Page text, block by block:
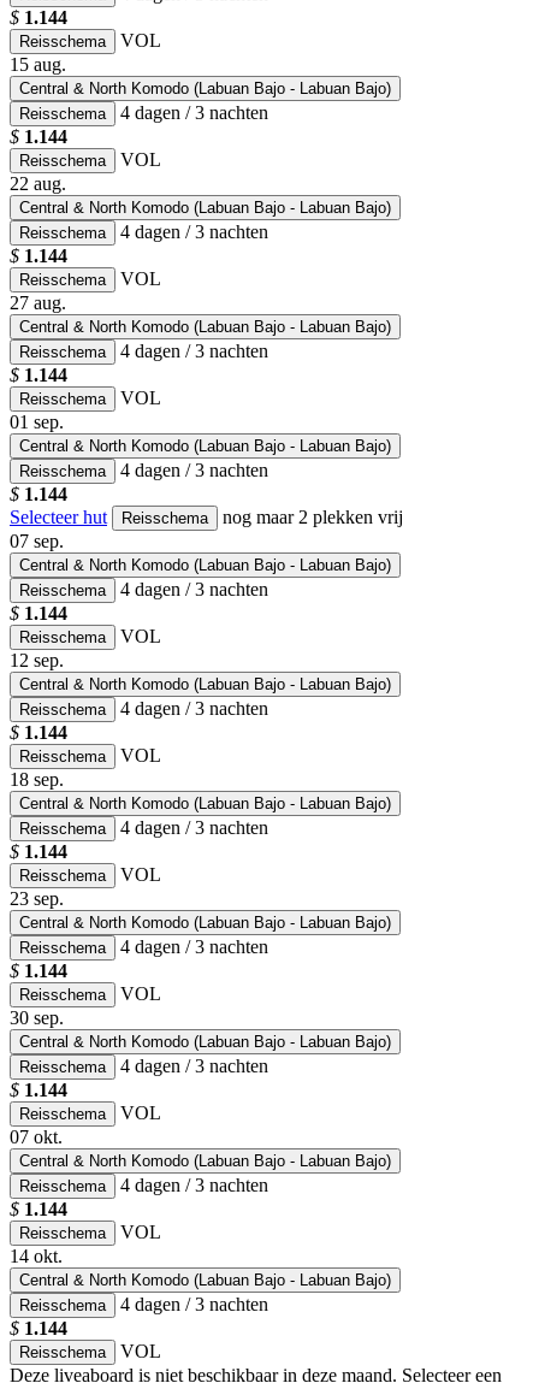
$ 1.144
Reisschema
VOL
15 aug.
Central & North Komodo (Labuan Bajo - Labuan Bajo)
Reisschema
4 dagen / 3 nachten
$ 1.144
Reisschema
VOL
22 aug.
Central & North Komodo (Labuan Bajo - Labuan Bajo)
Reisschema
4 dagen / 3 nachten
$ 1.144
Reisschema
VOL
27 aug.
Central & North Komodo (Labuan Bajo - Labuan Bajo)
Reisschema
4 dagen / 3 nachten
$ 1.144
Reisschema
VOL
01 sep.
Central & North Komodo (Labuan Bajo - Labuan Bajo)
Reisschema
4 dagen / 3 nachten
$ 1.144
Selecteer hut
Reisschema
nog maar 2 plekken vrij
07 sep.
Central & North Komodo (Labuan Bajo - Labuan Bajo)
Reisschema
4 dagen / 3 nachten
$ 1.144
Reisschema
VOL
12 sep.
Central & North Komodo (Labuan Bajo - Labuan Bajo)
Reisschema
4 dagen / 3 nachten
$ 1.144
Reisschema
VOL
18 sep.
Central & North Komodo (Labuan Bajo - Labuan Bajo)
Reisschema
4 dagen / 3 nachten
$ 1.144
Reisschema
VOL
23 sep.
Central & North Komodo (Labuan Bajo - Labuan Bajo)
Reisschema
4 dagen / 3 nachten
$ 1.144
Reisschema
VOL
30 sep.
Central & North Komodo (Labuan Bajo - Labuan Bajo)
Reisschema
4 dagen / 3 nachten
$ 1.144
Reisschema
VOL
07 okt.
Central & North Komodo (Labuan Bajo - Labuan Bajo)
Reisschema
4 dagen / 3 nachten
$ 1.144
Reisschema
VOL
14 okt.
Central & North Komodo (Labuan Bajo - Labuan Bajo)
Reisschema
4 dagen / 3 nachten
$ 1.144
Reisschema
VOL
Deze liveaboard is niet beschikbaar in deze maand. Selecteer een